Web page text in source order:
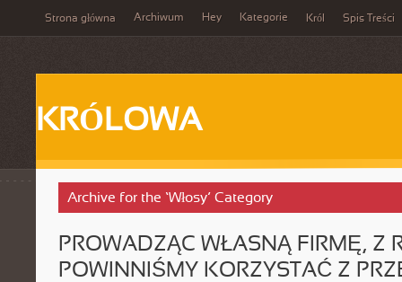
Strona główna Archiwum Hey Kategorie Król Spis Treści
KRÓLOWA
Archive for the ‘Włosy’ Category
PROWADZĄC WŁASNĄ FIRMĘ, Z
POWINNIŚMY KORZYSTAĆ Z